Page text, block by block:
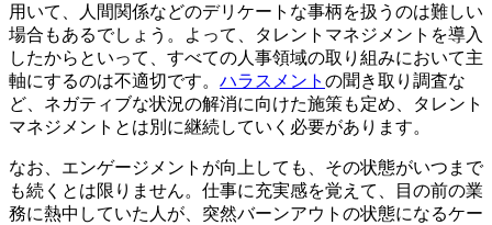
用いて、人間関係などのデリケートな事柄を扱うのは難しい
場合もあるでしょう。よって、タレントマネジメントを導入
したからといって、すべての人事領域の取り組みにおいて主
軸にするのは不適切です。 ハラスメント の聞き取り調査な
ど、ネガティブな状況の解消に向けた施策も定め、タレント
マネジメントとは別に継続していく必要があります。
なお、エンゲージメントが向上しても、その状態がいつまで
も続くとは限りません。仕事に充実感を覚えて、目の前の業
務に熱中していた人が、突然バーンアウトの状態になるケー